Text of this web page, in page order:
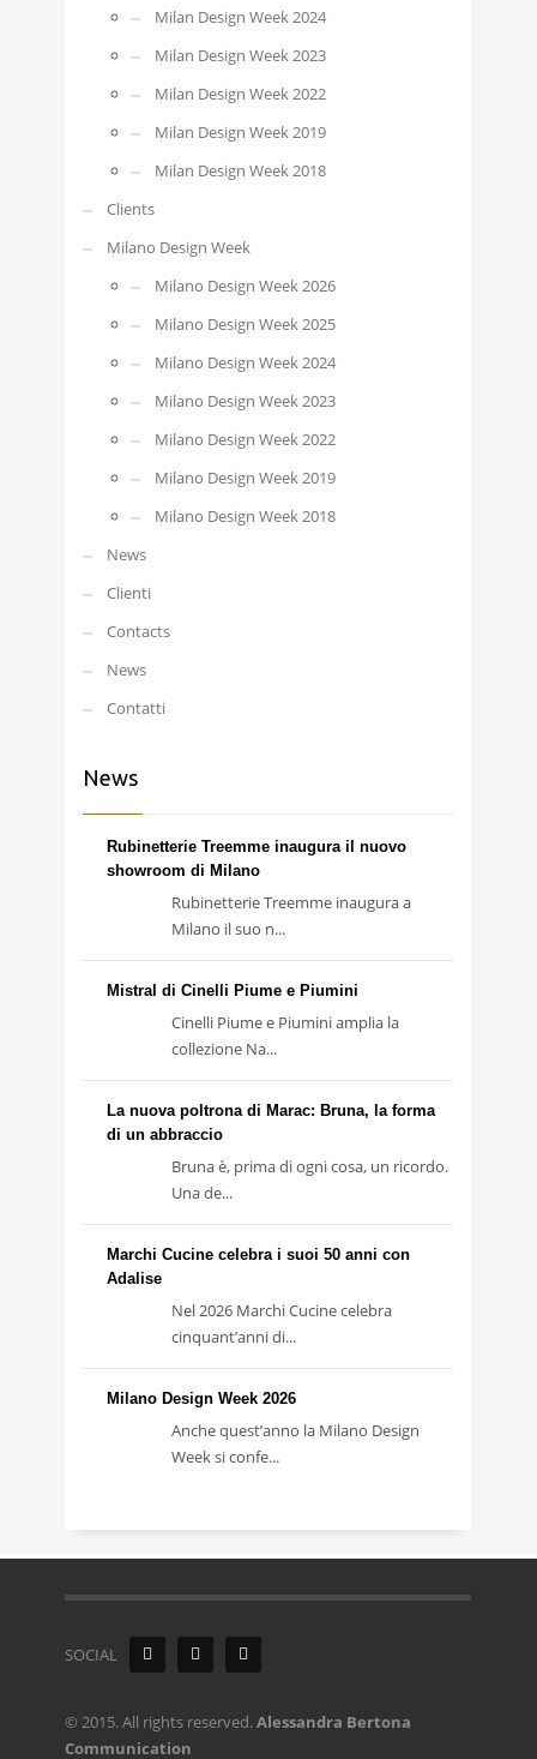
Milan Design Week 2024
Milan Design Week 2023
Milan Design Week 2022
Milan Design Week 2019
Milan Design Week 2018
Clients
Milano Design Week
Milano Design Week 2026
Milano Design Week 2025
Milano Design Week 2024
Milano Design Week 2023
Milano Design Week 2022
Milano Design Week 2019
Milano Design Week 2018
News
Clienti
Contacts
News
Contatti
News
Rubinetterie Treemme inaugura il nuovo
showroom di Milano
Rubinetterie Treemme inaugura a
Milano il suo n...
Mistral di Cinelli Piume e Piumini
Cinelli Piume e Piumini amplia la
collezione Na...
La nuova poltrona di Marac: Bruna, la forma
di un abbraccio
Bruna è, prima di ogni cosa, un ricordo.
Una de...
Marchi Cucine celebra i suoi 50 anni con
Adalise
Nel 2026 Marchi Cucine celebra
cinquant’anni di...
Milano Design Week 2026
Anche quest’anno la Milano Design
Week si confe...
SOCIAL
© 2015. All rights reserved.Alessandra Bertona
Communication